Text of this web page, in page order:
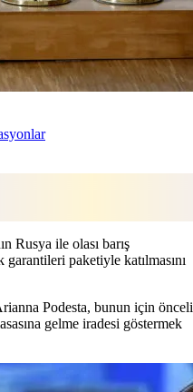
Rusya ile olası barış
paketiyle katılmasını
Podesta, bunun için
gelme iradesi göstermek